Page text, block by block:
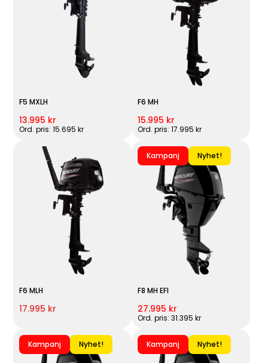
F5 MXLH
13.995 kr
Ord. pris: 15.695 kr
F6 MH
15.995 kr
Ord. pris: 17.995 kr
F6 MLH
17.995 kr
Kampanj Nyhet!
F8 MH EFI
27.995 kr
Ord. pris: 31.395 kr
Kampanj Nyhet! Kampanj Nyhet!